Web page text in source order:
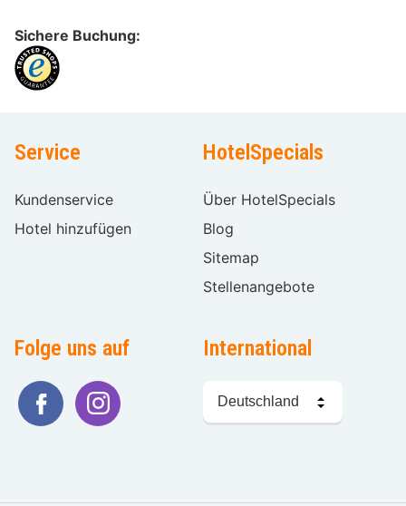
Sichere Buchung:
Service
Kundenservice
Hotel hinzufügen
HotelSpecials
Über HotelSpecials
Blog
Sitemap
Stellenangebote
Folge uns auf International
wählen